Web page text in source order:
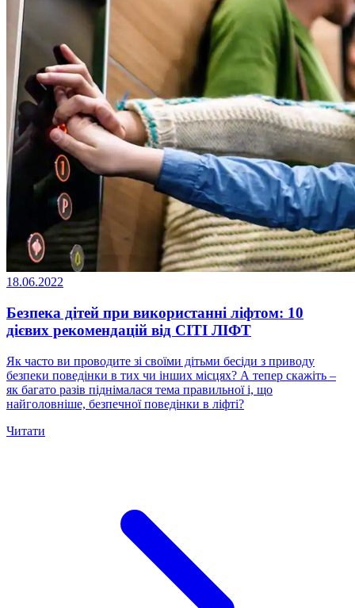
18.06.2022
Безпека дітей при використанні ліфтом: 10
дієвих рекомендацій від СІТІ ЛІФТ
Як часто ви проводите зі своїми дітьми бесіди з приводу
безпеки поведінки в тих чи інших місцях? А тепер скажіть –
як багато разів піднімалася тема правильної і, що
найголовніше, безпечної поведінки в ліфті?
Читати